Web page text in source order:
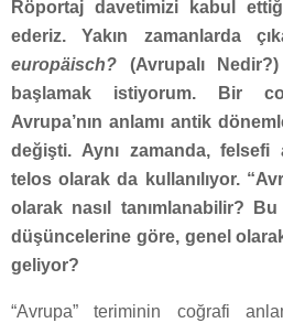
Röportaj davetimizi kabul
ederiz. Yakın zamanlarda
europäisch? (Avrupalı
başlamak istiyorum. Bir
Avrupa’nın anlamı antik
değişti. Aynı zamanda, felsefi
telos olarak da kullanılıyor.
olarak nasıl tanımlanabilir?
düşüncelerine göre, genel
geliyor?
“Avrupa” teriminin coğrafi